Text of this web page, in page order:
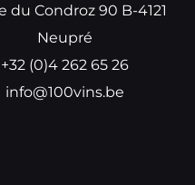
du Condroz 90 B-4121
Neupré
+32 (0)4 262 65 26
info@100vins.be